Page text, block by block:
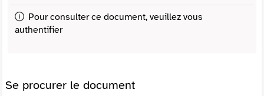
Pour consulter ce document, veuillez vous
authentifier
Se procurer le document